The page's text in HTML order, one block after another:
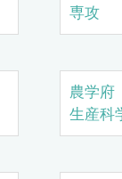
専攻
農学
生産科